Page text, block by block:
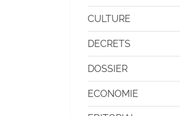
CULTURE
DECRETS
DOSSIER
ECONOMIE